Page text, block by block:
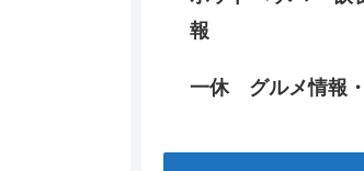
報
一休 グルメ情報